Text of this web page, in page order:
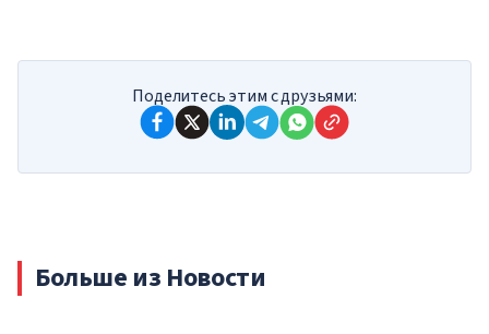
Поделитесь этим с друзьями:
Больше из Новости